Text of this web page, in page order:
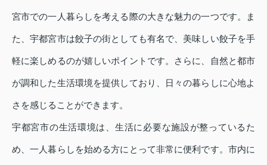
宮市での一人暮らしを考える際の大きな魅力の一つです。ま
た、宇都宮市は餃子の街としても有名で、美味しい餃子を手
軽に楽しめるのが嬉しいポイントです。さらに、自然と都市
が調和した生活環境を提供しており、日々の暮らしに心地よ
さを感じることができます。
宇都宮市の生活環境は、生活に必要な施設が整っているた
め、一人暮らしを始める方にとって非常に便利です。市内に